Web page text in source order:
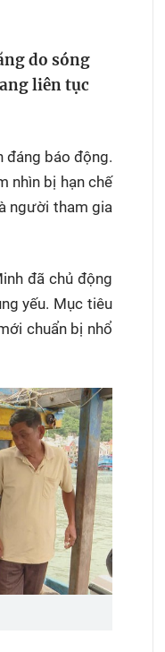
Cuộc đua xe đạp
HTV
SEA Games 33
do sóng
liên tục
đáng báo động.
nhìn bị hạn chế
người tham gia
đã chủ động
yếu. Mục tiêu
chuẩn bị nhổ